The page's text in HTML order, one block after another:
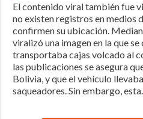
El contenido viral también fue
no existen registros en medios
confirmen su ubicación.
viralizó una imagen en la que
transportaba cajas volcado al
las publicaciones se asegura
Bolivia, y que el vehículo
saqueadores. Sin embargo,